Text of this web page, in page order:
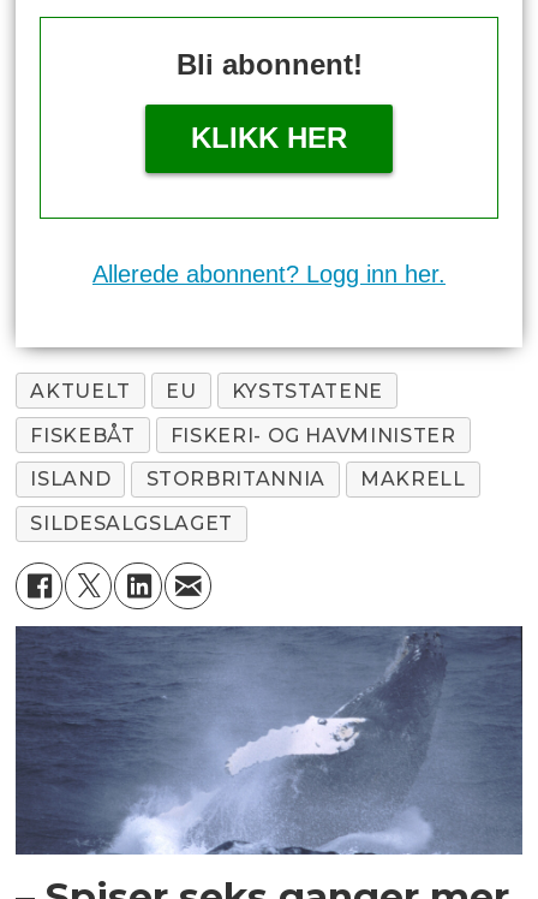
Bli abonnent!
KLIKK HER
Allerede abonnent? Logg inn her.
AKTUELT EU
KYSTSTATENE
FISKEBÅT
FISKERI- OG HAVMINISTER
ISLAND
STORBRITANNIA
MAKRELL
SILDESALGSLAGET